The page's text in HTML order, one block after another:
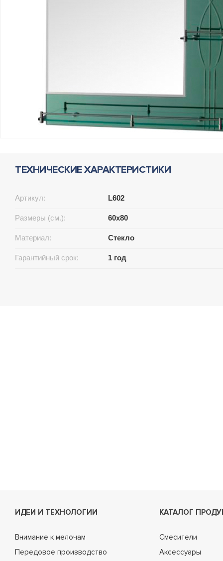
ТЕХНИЧЕСКИЕ ХАРАКТЕРИСТИКИ
Артикул: L602
Размеры (см.): 60х80
Материал: Стекло
Гарантийный срок: 1 год
ИДЕИ И ТЕХНОЛОГИИ
Внимание к мелочам
Передовое производство
КАТАЛОГ
Смесители
Аксессуары